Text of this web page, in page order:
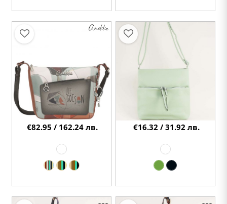
€82.95 / 162.24 лв. €16.32 / 31.92 лв.